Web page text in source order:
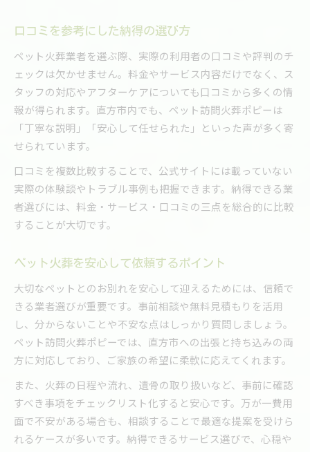
口コミを参考にした納得の選び方
ペット火葬業者を選ぶ際、実際の利用者の口コミや評判のチ
ェックは欠かせません。料金やサービス内容だけでなく、ス
タッフの対応やアフターケアについても口コミから多くの情
報が得られます。直方市内でも、ペット訪問火葬ポピーは
「丁寧な説明」「安心して任せられた」といった声が多く寄
せられています。
口コミを複数比較することで、公式サイトには載っていない
実際の体験談やトラブル事例も把握できます。納得できる業
者選びには、料金・サービス・口コミの三点を総合的に比較
することが大切です。
ペット火葬を安心して依頼するポイント
大切なペットとのお別れを安心して迎えるためには、信頼で
きる業者選びが重要です。事前相談や無料見積もりを活用
し、分からないことや不安な点はしっかり質問しましょう。
ペット訪問火葬ポピーでは、直方市への出張と持ち込みの両
方に対応しており、ご家族の希望に柔軟に応えてくれます。
また、火葬の日程や流れ、遺骨の取り扱いなど、事前に確認
すべき事項をチェックリスト化すると安心です。万が一費用
面で不安がある場合も、相談することで最適な提案を受けら
れるケースが多いです。納得できるサービス選びで、心穏や